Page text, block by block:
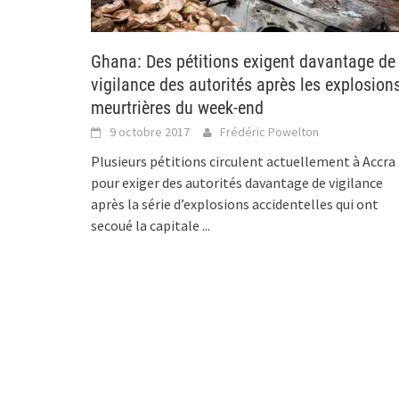
Ghana: Des pétitions exigent davantage de
vigilance des autorités après les
meurtrières du week-end
9 octobre 2017 Frédéric Powelton
Plusieurs pétitions circulent actuellement à Accra
pour exiger des autorités davantage de vigilance
après la série d’explosions accidentelles qui ont
secoué la capitale ...